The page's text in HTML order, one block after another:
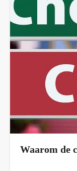
Waarom de